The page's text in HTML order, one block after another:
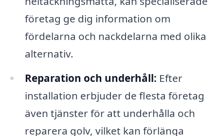
företag ge dig information om
fördelarna och nackdelarna med olika
alternativ.
Reparation och underhåll: Efter
installation erbjuder de flesta företag
även tjänster för att underhålla och
reparera golv, vilket kan förlänga